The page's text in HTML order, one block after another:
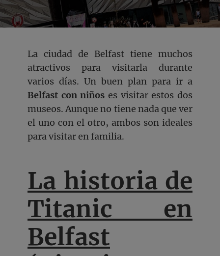
La ciudad de Belfast tiene muchos
atractivos para visitarla durante
varios días. Un buen plan para ir a
Belfast con niños es visitar estos dos
museos. Aunque no tiene nada que ver
el uno con el otro, ambos son ideales
para visitar en familia.
La historia de
Titanic en
Belfast